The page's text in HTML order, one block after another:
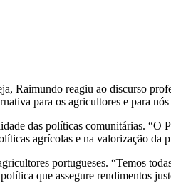
Raimundo reagiu ao discurso
para os agricultores e para
das políticas comunitárias.
agrícolas e na valorização da
portugueses. “Temos
que assegure rendimentos